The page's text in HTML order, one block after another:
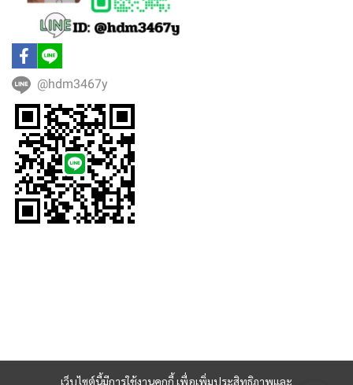
เว็บไซต์นี้มีการใช้งานคุกกี้ เพื่อเพิ่มประสิทธิภาพและ
@hdm3467y